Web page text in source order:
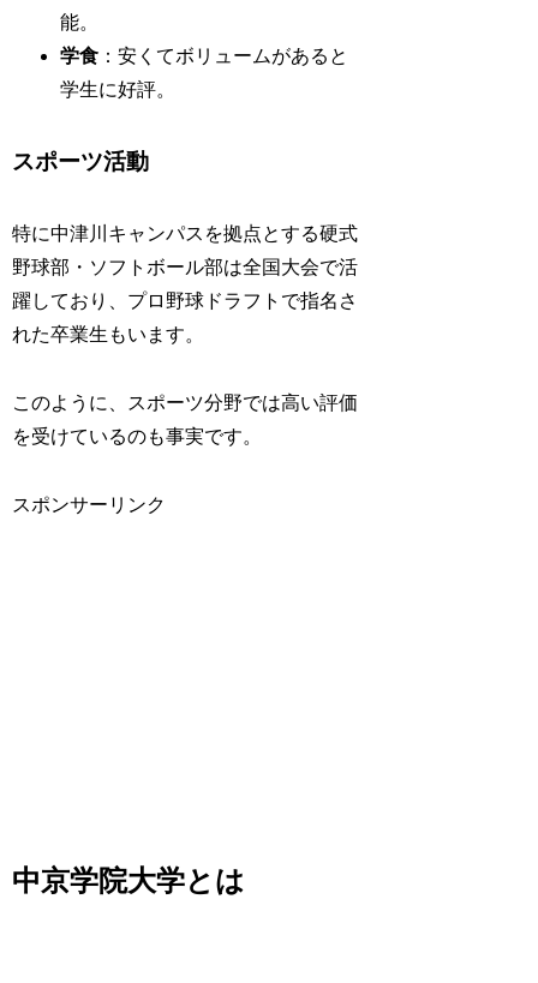
能。
学食 ：安くてボリュームがあると
学生に好評。
スポーツ活動
特に中津川キャンパスを拠点とする硬式
野球部・ソフトボール部は全国大会で活
躍しており、 プロ野球ドラフトで指名さ
れた卒業生もいます。
このように、スポーツ分野では高い評価
を受けているのも事実です。
スポンサーリンク
中京学院大学とは